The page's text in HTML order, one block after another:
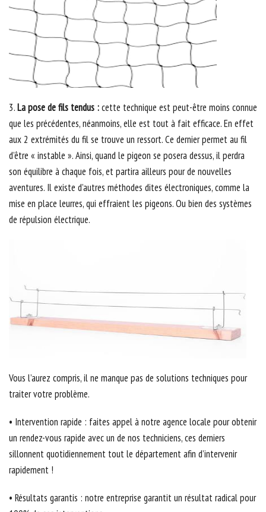
3.La pose de fils tendus :cette technique est peut-être moins connue
que les précédentes, néanmoins, elle est tout à fait efficace. En effet
aux 2 extrémités du fil se trouve un ressort. Ce dernier permet au fil
d’être « instable ». Ainsi, quand le pigeon se posera dessus, il perdra
son équilibre à chaque fois, et partira ailleurs pour de nouvelles
aventures. Il existe d’autres méthodes dites électroniques, comme la
mise en place leurres, qui effraient les pigeons. Ou bien des systèmes
de répulsion électrique.
Vous l’aurez compris, il ne manque pas de solutions techniques pour
traiter votre problème.
• Intervention rapide : faites appel à notre agence locale pour obtenir
un rendez-vous rapide avec un de nos techniciens, ces derniers
sillonnent quotidiennement tout le département afin d’intervenir
rapidement !
• Résultats garantis : notre entreprise garantit un résultat radical pour